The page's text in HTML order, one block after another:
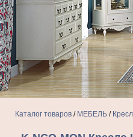
Каталог товаров / МЕБЕЛЬ /